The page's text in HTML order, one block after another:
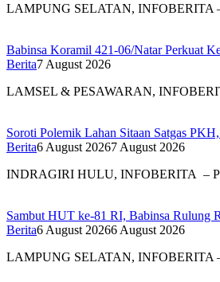
LAMPUNG SELATAN, INFOBERITA
Babinsa Koramil 421-06/Natar Perkuat
Berita7 August 2026
LAMSEL & PESAWARAN,
Soroti Polemik Lahan Sitaan Satgas
Berita6 August 20267 August 2026
INDRAGIRI HULU, INFOBERITA –
Sambut HUT ke-81 RI, Babinsa Rulung
Berita6 August 20266 August 2026
LAMPUNG SELATAN, INFOBERITA